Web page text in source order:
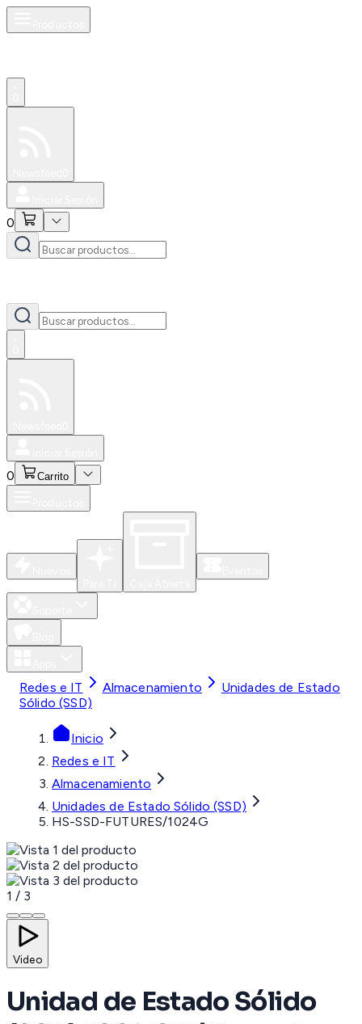
0
0 Carrito
Redes e IT Almacenamiento
Unidades de Estado
Sólido (SSD)
Inicio
Redes e IT
Almacenamiento
Unidades de Estado Sólido (SSD)
HS-SSD-FUTURES/1024G
1 / 3
Video
Unidad de Estado Sólido